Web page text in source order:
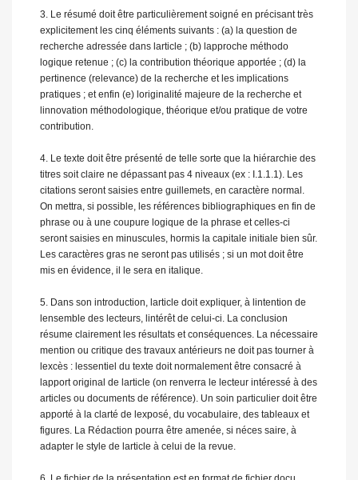
3. Le résumé doit être particulièrement soigné en précisant très
explicitement les cinq éléments suivants : (a) la question de
recherche adressée dans larticle ; (b) lapproche méthodo
logique retenue ; (c) la contribution théorique apportée ; (d) la
pertinence (relevance) de la recherche et les implications
pratiques ; et enfin (e) loriginalité majeure de la recherche et
linnovation méthodologique, théorique et/ou pratique de votre
contribution.
4. Le texte doit être présenté de telle sorte que la hiérarchie des
titres soit claire ne dépassant pas 4 niveaux (ex : I.1.1.1). Les
citations seront saisies entre guillemets, en caractère normal.
On mettra, si possible, les références bibliographiques en fin de
phrase ou à une coupure logique de la phrase et celles-ci
seront saisies en minuscules, hormis la capitale initiale bien sûr.
Les caractères gras ne seront pas utilisés ; si un mot doit être
mis en évidence, il le sera en italique.
5. Dans son introduction, larticle doit expliquer, à lintention de
lensemble des lecteurs, lintérêt de celui-ci. La conclusion
résume clairement les résultats et conséquences. La nécessaire
mention ou critique des travaux antérieurs ne doit pas tourner à
lexcès : lessentiel du texte doit normalement être consacré à
lapport original de larticle (on renverra le lecteur intéressé à des
articles ou documents de référence). Un soin particulier doit être
apporté à la clarté de lexposé, du vocabulaire, des tableaux et
figures. La Rédaction pourra être amenée, si néces saire, à
adapter le style de larticle à celui de la revue.